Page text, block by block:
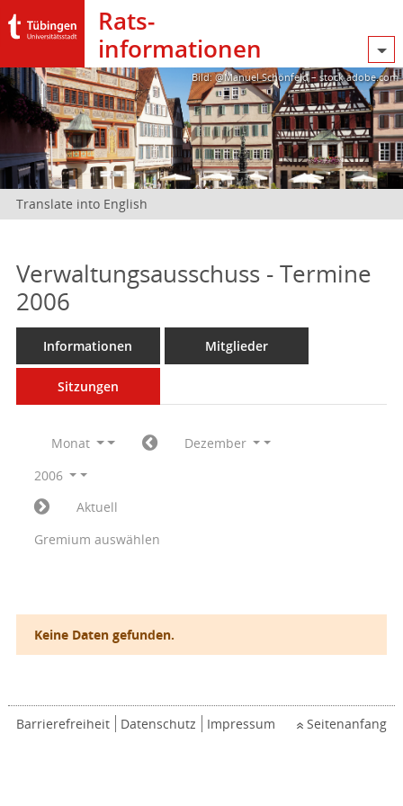
Rats­
informationen
Bild: @Manuel Schönfeld – stock.adobe.com
Translate into English
Verwaltungsausschuss - Termine
2006
Informationen Mitglieder
Sitzungen
Monat
Dezember
2006
Aktuell
Gremium auswählen
Keine Daten gefunden.
Barrierefreiheit Datenschutz Impressum Seitenanfang